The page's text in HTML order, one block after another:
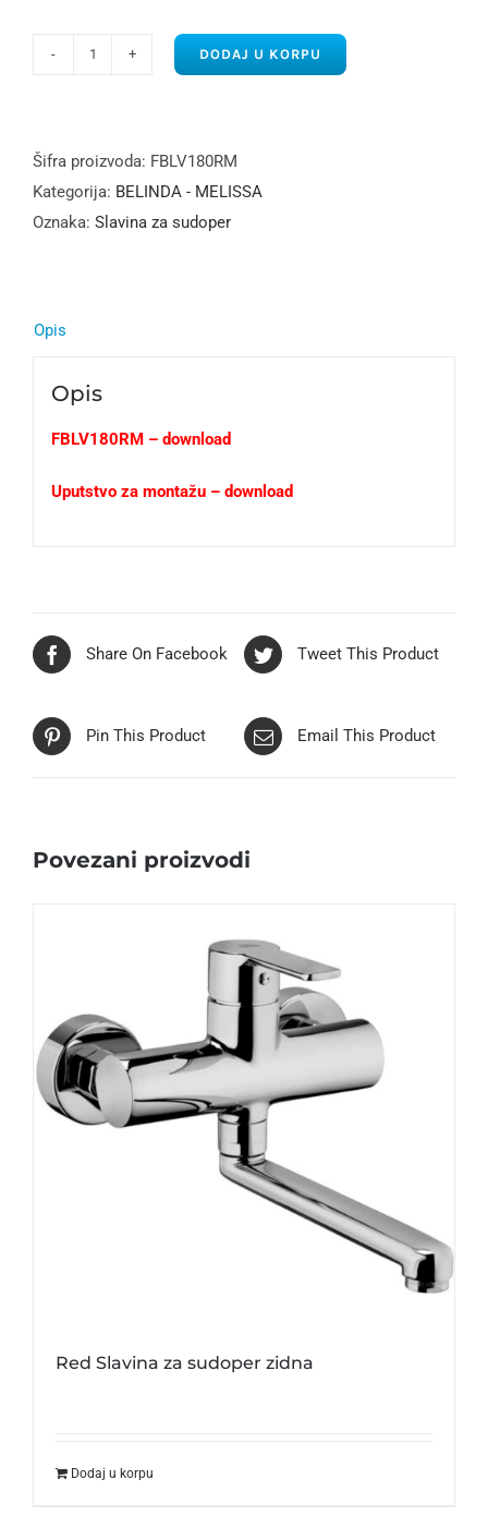
za
sudoper
bakar
DODAJ U KORPU
Šifra proizvoda: FBLV180RM
Kategorija: BELINDA - MELISSA
Oznaka: Slavina za sudoper
Opis
Opis
FBLV180RM – download
Uputstvo za montažu – download
Share On Facebook Tweet This Product
Pin This Product Email This Product
Povezani proizvodi
Red Slavina za sudoper zidna
Dodaj u korpu